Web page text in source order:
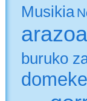
Musikia
buruko